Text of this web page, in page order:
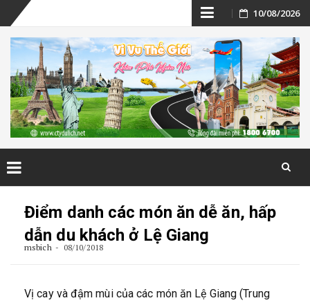
Skip
to
content
10/08/2026
Điểm danh các món ăn dễ ăn, hấp
dẫn du khách ở Lệ Giang
msbich 08/10/2018
Vị cay và đậm mùi của các món ăn Lệ Giang (Trung